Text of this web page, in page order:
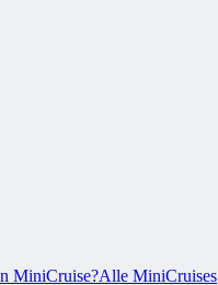
MiniCruise?Alle MiniCruises